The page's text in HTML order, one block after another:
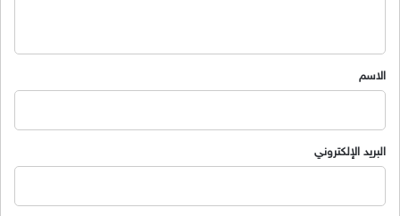
*
الاسم
البريد الإلكتروني